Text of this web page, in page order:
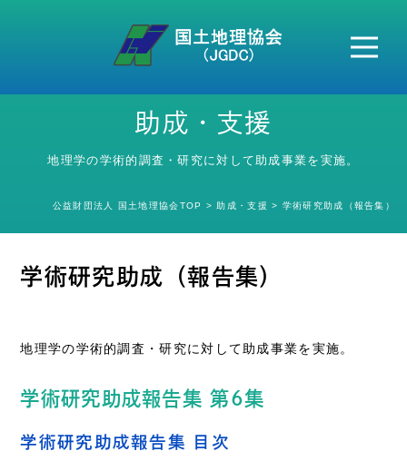
地名変更情報
郵便番号情報
各種情報提供
助成・支援
商品・サービス
住所マスター
本会案内
助成・支援
地理学の学術的調査・研究に対して助成事業を実施。
公益財団法人 国土地理協会TOP 助成・支援 学術研究助成（報告集）
学術研究助成（報告集）
地理学の学術的調査・研究に対して助成事業を実施。
学術研究助成報告集 第6集
学術研究助成報告集 目次